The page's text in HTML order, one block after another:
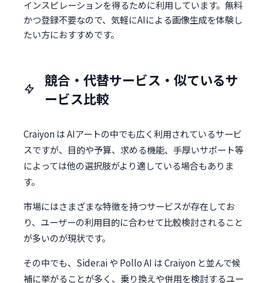
インスピレーションを得るために利用しています。無料
かつ登録不要なので、気軽にAIによる画像生成を体験し
たい方におすすめです。
競合・代替サービス・似ているサ
ービス比較
Craiyon は AIアートの中でも広く利用されているサービ
スですが、目的や予算、求める機能、手厚いサポート等
によっては他の選択肢がより適している場合もありま
す。
市場にはさまざまな特徴を持つサービスが存在してお
り、ユーザーの利用目的に合わせて比較検討されること
が多いのが現状です。
その中でも、Sider.ai や Pollo AI は Craiyon と並んで候
補に挙がることが多く、乗り換えや併用を検討するユー